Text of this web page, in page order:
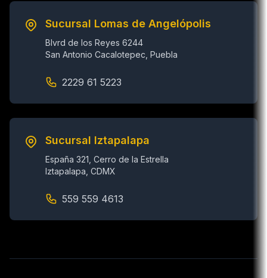
Sucursal Lomas de Angelópolis
Blvrd de los Reyes 6244
San Antonio Cacalotepec, Puebla
2229 61 5223
Sucursal Iztapalapa
España 321, Cerro de la Estrella
Iztapalapa, CDMX
559 559 4613